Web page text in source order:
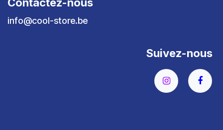
Contactez-nous
info@cool-store.be
Suivez-nous